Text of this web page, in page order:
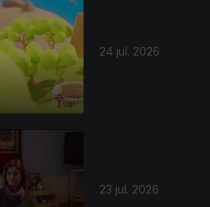
24 jul. 2026
23 jul. 2026